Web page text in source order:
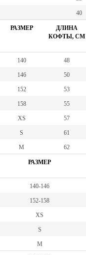
40
РАЗМЕР
ДЛИНА
КОФТЫ, СМ
140 48
146 50
152 53
158 55
XS 57
S 61
M 62
РАЗМЕР
140-146
152-158
XS
S
M